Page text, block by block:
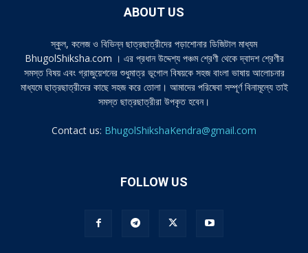
ABOUT US
স্কুল, কলেজ ও বিভিন্ন ছাত্রছাত্রীদের পড়াশোনার ডিজিটাল মাধ্যম
BhugolShiksha.com । এর প্রধান উদ্দেশ্য পঞ্চম শ্রেণী থেকে দ্বাদশ শ্রেণীর
সমস্ত বিষয় এবং গ্রাজুয়েশনের শুধুমাত্র ভূগোল বিষয়কে সহজ বাংলা ভাষায় আলোচনার
মাধ্যমে ছাত্রছাত্রীদের কাছে সহজ করে তোলা। আমাদের পরিষেবা সম্পূর্ণ বিনামূল্যে তাই
সমস্ত ছাত্রছাত্রীরা উপকৃত হবেন।
Contact us: BhugolShikshaKendra@gmail.com
FOLLOW US